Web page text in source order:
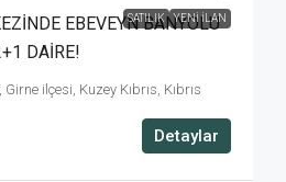
SATILIK YENI İLAN
EBEVEYN BANYOLU
DAİRE!
ilçesi, Kuzey Kıbrıs, Kıbrıs
Detaylar